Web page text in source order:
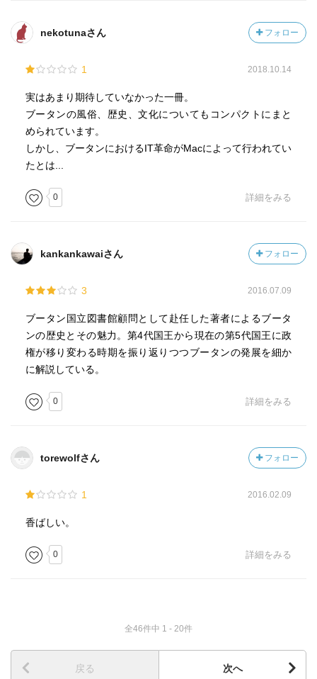
る。
・国王が国民義勇隊の一人として加わった王子一人を伴っ
→かっこいい。まさにリーダーシップ。このあたりが国
民に慕われる所以かと思った。
・著者は元々それほどブータンに思い入れはなかったと書
・GNHについて、「生き方の構え」と言っている以上、哲
学的なものになるのではないか？
4．自分語り
・一番気になっていた「国民総幸福」GNHは、ヒント的な
抽象的な哲学理念、経済概念ではなく、日常生活に即し
た実際的なあり方である（p163）
経済発展および近代化は人々の生活の質および伝統価値
を犠牲にするものであってはならない（p164）
「経済発展は、人間が幸福であることとなんの関係があ
でもやはりピンとこない。この問いかけに対してこたえる
のは今の日本人にはできるのだろうか。
nekotunaさん フォロー
1 2018.10.14
実はあまり期待していなかった一冊。
ブータンの風俗、歴史、文化についてもコンパクトにまと
められています。
しかし、ブータンにおけるIT革命がMacによって行われてい
たとは...
0 詳細をみる
kankankawaiさん フォロー
3 2016.07.09
ブータン国立図書館顧問として赴任した著者によるブータ
ンの歴史とその魅力。第4代国王から現在の第5代国王に政
権が移り変わる時期を振り返りつつブータンの発展を細か
に解説している。
0 詳細をみる
torewolfさん フォロー
1 2016.02.09
香ばしい。
0 詳細をみる
全46件中 1 - 20件
戻る 次へ